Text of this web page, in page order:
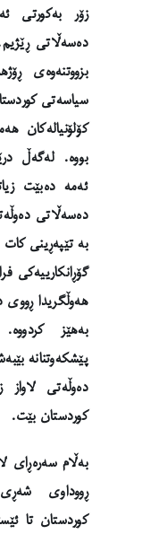
زۆر بەکورتی
دەسەڵاتی
بزووتنەوەی
سیاسەتی
کۆلۆنیالەکان
بووە. لەگەڵ
ئەمە دەبێت
دەسەڵاتی
بە تێپەڕینی کات
گۆڕانکارییەکی
هەوڵگریدا ڕووی
بەهێز
پێشکەوتنانە
دەوڵەتی لاواز
کوردستان بێت.
بەڵام سەرەڕای
ڕووداوی شەڕی
کوردستان تا